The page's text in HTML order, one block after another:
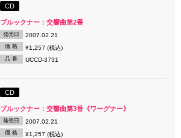
CD
ブルックナー：交響曲第2番
発売日 2007.02.21
価 格 ¥1,257 (税込)
品 番 UCCD-3731
CD
ブルックナー：交響曲第3番《ワーグナー》
発売日 2007.02.21
価 格 ¥1,257 (税込)